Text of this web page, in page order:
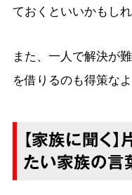
ておくといいかもしれ
また、一人で解決が
を借りるのも得策なよ
【家族に聞く
たい家族の言